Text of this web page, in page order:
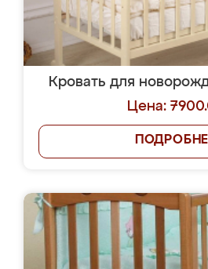
Кровать для
Цена: